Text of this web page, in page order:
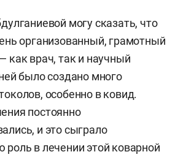
могу сказать, что
организованный, грамотный
как врач, так и научный
было создано много
особенно в ковид.
постоянно
и это сыграло
роль в лечении этой коварной